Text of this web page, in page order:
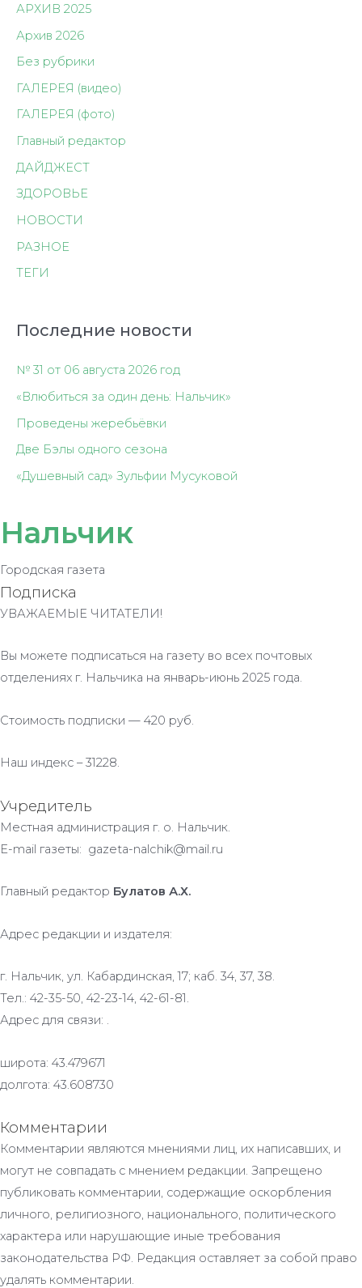
АРХИВ 2025
Архив 2026
Без рубрики
ГАЛЕРЕЯ (видео)
ГАЛЕРЕЯ (фото)
Главный редактор
ДАЙДЖЕСТ
ЗДОРОВЬЕ
НОВОСТИ
РАЗНОЕ
ТЕГИ
Последние новости
№ 31 от 06 августа 2026 год
«Влюбиться за один день: Нальчик»
Проведены жеребьёвки
Две Бэлы одного сезона
«Душевный сад» Зульфии Мусуковой
Нальчик
Городская газета
Подписка
УВАЖАЕМЫЕ ЧИТАТЕЛИ!
Вы можете подписаться на газету во всех почтовых
отделениях г. Нальчика на январь-июнь 2025 года.
Стоимость подписки — 420 руб.
Наш индекс – 31228.
Учредитель
Местная администрация г. о. Нальчик.
E-mail газеты: gazeta-nalchik@mail.ru
Главный редактор Булатов А.Х.
Адрес редакции и издателя:
г. Нальчик, ул. Кабардинская, 17; каб. 34, 37, 38.
Тел.: 42-35-50, 42-23-14, 42-61-81.
Адрес для связи: .
широта: 43.479671
долгота: 43.608730
Комментарии
Комментарии являются мнениями лиц, их написавших, и
могут не совпадать с мнением редакции. Запрещено
публиковать комментарии, содержащие оскорбления
личного, религиозного, национального, политического
характера или нарушающие иные требования
законодательства РФ. Редакция оставляет за собой право
удалять комментарии.